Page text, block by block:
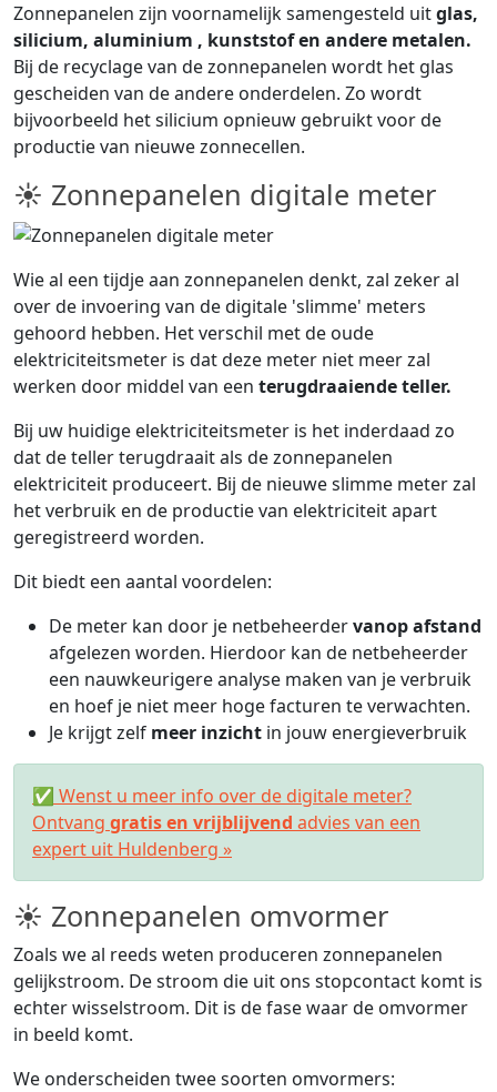
Zonnepanelen zijn voornamelijk samengesteld uitglas,
silicium, aluminium , kunststof en andere metalen.
Bij de recyclage van de zonnepanelen wordt het glas
gescheiden van de andere onderdelen. Zo wordt
bijvoorbeeld het silicium opnieuw gebruikt voor de
productie van nieuwe zonnecellen.
☀ Zonnepanelen digitale meter
Wie al een tijdje aan zonnepanelen denkt, zal zeker al
over de invoering van de digitale 'slimme' meters
gehoord hebben. Het verschil met de oude
elektriciteitsmeter is dat deze meter niet meer zal
werken door middel van een terugdraaiende teller.
Bij uw huidige elektriciteitsmeter is het inderdaad zo
dat de teller terugdraait als de zonnepanelen
elektriciteit produceert. Bij de nieuwe slimme meter zal
het verbruik en de productie van elektriciteit apart
geregistreerd worden.
Dit biedt een aantal voordelen:
De meter kan door je netbeheerdervanop afstand
afgelezen worden. Hierdoor kan de netbeheerder
een nauwkeurigere analyse maken van je verbruik
en hoef je niet meer hoge facturen te verwachten.
Je krijgt zelf meer inzicht in jouw energieverbruik
✅ Wenst u meer info over de digitale meter?
Ontvang gratis en vrijblijvend advies van een
expert uit Huldenberg »
☀ Zonnepanelen omvormer
Zoals we al reeds weten produceren zonnepanelen
gelijkstroom. De stroom die uit ons stopcontact komt is
echter wisselstroom. Dit is de fase waar de omvormer
in beeld komt.
We onderscheiden twee soorten omvormers: